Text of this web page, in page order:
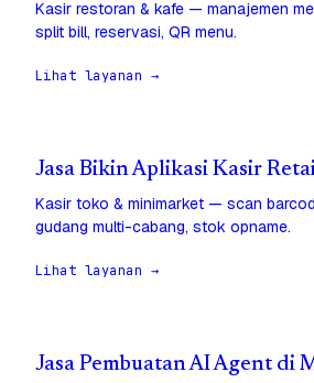
Kasir restoran & kafe — manajemen
split bill, reservasi, QR menu.
Lihat layanan →
Jasa Bikin Aplikasi Kasir
Kasir toko & minimarket — scan
gudang multi-cabang, stok opname.
Lihat layanan →
Jasa Pembuatan AI Agent di